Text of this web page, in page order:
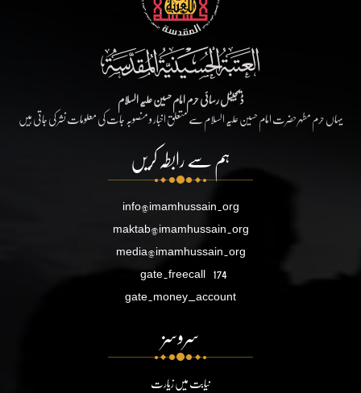
ڈیجیٹل رسائی حرم امام حسین علیہ السلام
یہاں حرم مطہر حضرت امام حسین علیہ السلام سے متعلق اخبار و منصوبہ جات کی معلومات نشر کی جاتی ہیں
ہم سے رابطہ کریں
info@imamhussain.org
maktab@imamhussain.org
media@imamhussain.org
gate.freecall 174
gate.money_account
سروسز
نیابت میں زیارت